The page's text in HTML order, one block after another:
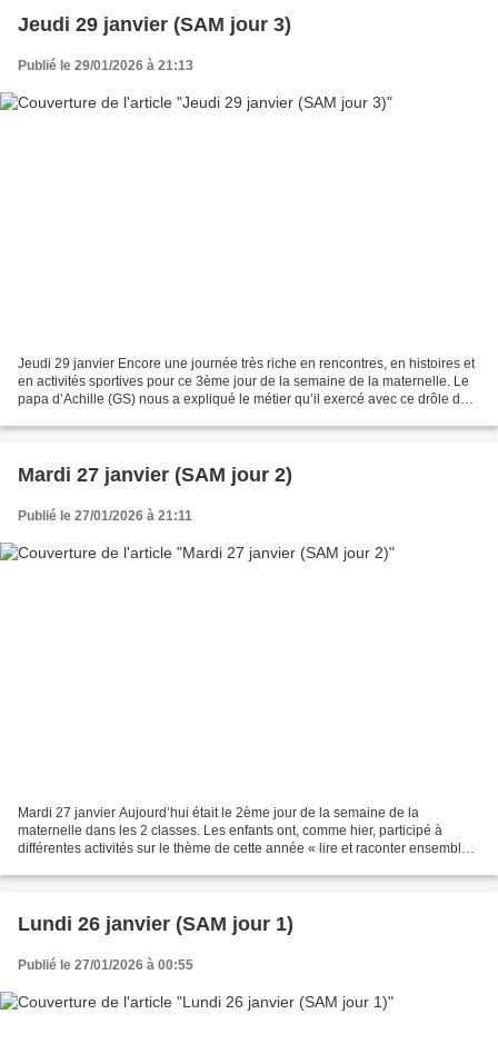
Jeudi 29 janvier (SAM jour 3)
Publié le 29/01/2026 à 21:13
Jeudi 29 janvier Encore une journée très riche en rencontres, en histoires et
en activités sportives pour ce 3ème jour de la semaine de la maternelle. Le
papa d’Achille (GS) nous a expliqué le métier qu’il exercé avec ce drôle de
Mardi 27 janvier (SAM jour 2)
Publié le 27/01/2026 à 21:11
Mardi 27 janvier Aujourd’hui était le 2ème jour de la semaine de la
maternelle dans les 2 classes. Les enfants ont, comme hier, participé à
différentes activités sur le thème de cette année « lire et raconter ensemble
Lundi 26 janvier (SAM jour 1)
Publié le 27/01/2026 à 00:55